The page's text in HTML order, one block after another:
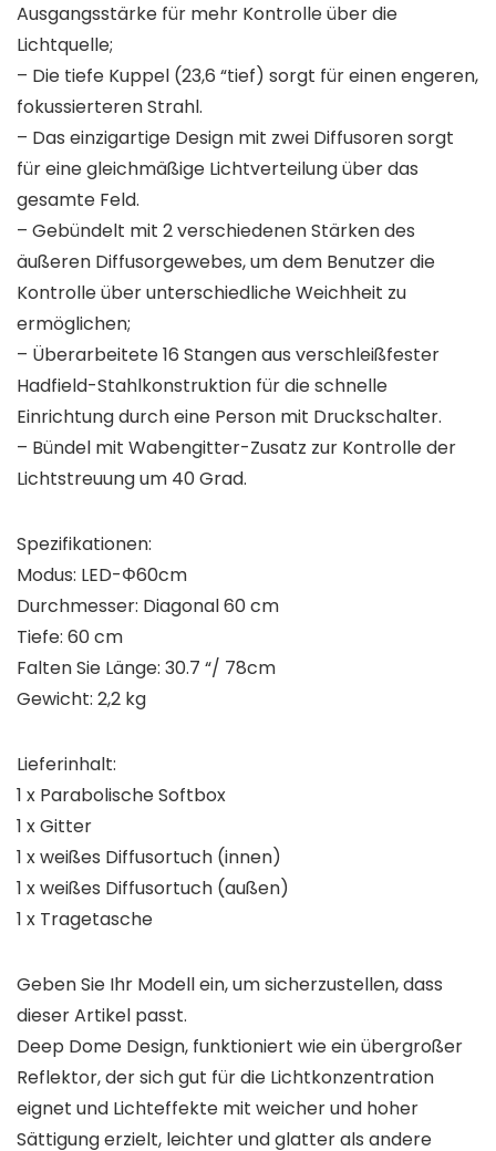
Ausgangsstärke für mehr Kontrolle über die
Lichtquelle;
– Die tiefe Kuppel (23,6 “tief) sorgt für einen engeren,
fokussierteren Strahl.
– Das einzigartige Design mit zwei Diffusoren sorgt
für eine gleichmäßige Lichtverteilung über das
gesamte Feld.
– Gebündelt mit 2 verschiedenen Stärken des
äußeren Diffusorgewebes, um dem Benutzer die
Kontrolle über unterschiedliche Weichheit zu
ermöglichen;
– Überarbeitete 16 Stangen aus verschleißfester
Hadfield-Stahlkonstruktion für die schnelle
Einrichtung durch eine Person mit Druckschalter.
– Bündel mit Wabengitter-Zusatz zur Kontrolle der
Lichtstreuung um 40 Grad.
Spezifikationen:
Modus: LED-Φ60cm
Durchmesser: Diagonal 60 cm
Tiefe: 60 cm
Falten Sie Länge: 30.7 “/ 78cm
Gewicht: 2,2 kg
Lieferinhalt:
1 x Parabolische Softbox
1 x Gitter
1 x weißes Diffusortuch (innen)
1 x weißes Diffusortuch (außen)
1 x Tragetasche
Geben Sie Ihr Modell ein, um sicherzustellen, dass
dieser Artikel passt.
Deep Dome Design, funktioniert wie ein übergroßer
Reflektor, der sich gut für die Lichtkonzentration
eignet und Lichteffekte mit weicher und hoher
Sättigung erzielt, leichter und glatter als andere